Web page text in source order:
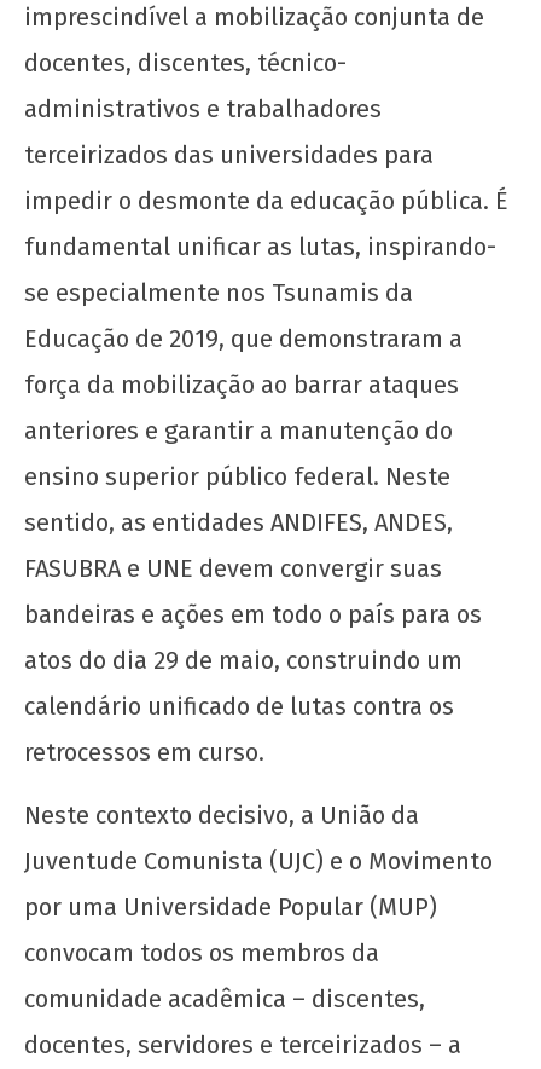
imprescindível a mobilização conjunta de
docentes, discentes, técnico-
administrativos e trabalhadores
terceirizados das universidades para
impedir o desmonte da educação pública. É
fundamental unificar as lutas, inspirando-
se especialmente nos Tsunamis da
Educação de 2019, que demonstraram a
força da mobilização ao barrar ataques
anteriores e garantir a manutenção do
ensino superior público federal. Neste
sentido, as entidades ANDIFES, ANDES,
FASUBRA e UNE devem convergir suas
bandeiras e ações em todo o país para os
atos do dia 29 de maio, construindo um
calendário unificado de lutas contra os
retrocessos em curso.
Neste contexto decisivo, a União da
Juventude Comunista (UJC) e o Movimento
por uma Universidade Popular (MUP)
convocam todos os membros da
comunidade acadêmica – discentes,
docentes, servidores e terceirizados – a